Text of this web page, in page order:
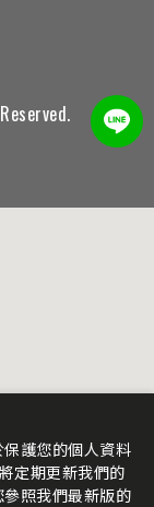
護您的個人資料
定期更新我們的
照我們最新版的